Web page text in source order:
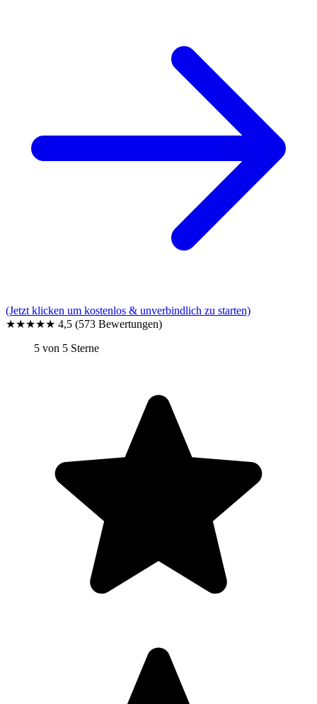
(Jetzt klicken um kostenlos & unverbindlich zu starten)
★★★★★ 4,5 (573 Bewertungen)
5 von 5 Sterne